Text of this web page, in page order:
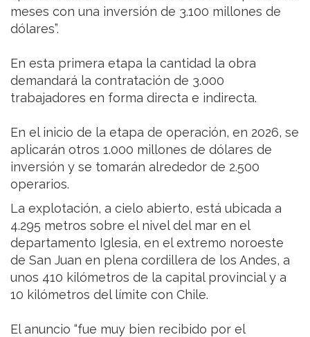
meses con una inversión de 3.100 millones de
dólares”.
En esta primera etapa la cantidad la obra
demandará la contratación de 3.000
trabajadores en forma directa e indirecta.
En el inicio de la etapa de operación, en 2026, se
aplicarán otros 1.000 millones de dólares de
inversión y se tomarán alrededor de 2.500
operarios.
La explotación, a cielo abierto, está ubicada a
4.295 metros sobre el nivel del mar en el
departamento Iglesia, en el extremo noroeste
de San Juan en plena cordillera de los Andes, a
unos 410 kilómetros de la capital provincial y a
10 kilómetros del límite con Chile.
El anuncio “fue muy bien recibido por el